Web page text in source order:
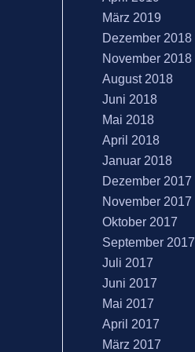
März 2019
Dezember 2018
November 2018
August 2018
Juni 2018
Mai 2018
April 2018
Januar 2018
Dezember 2017
November 2017
Oktober 2017
September 2017
Juli 2017
Juni 2017
Mai 2017
April 2017
März 2017